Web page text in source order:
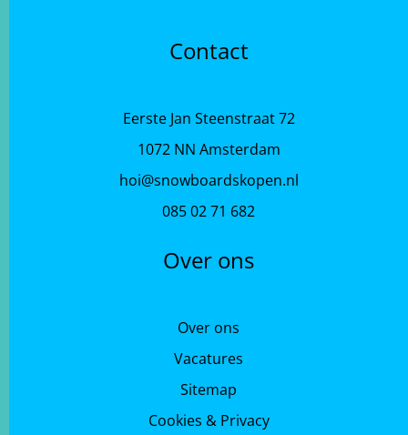
Contact
Eerste Jan Steenstraat 72
1072 NN Amsterdam
hoi@snowboardskopen.nl
085 02 71 682
Over ons
Over ons
Vacatures
Sitemap
Cookies & Privacy